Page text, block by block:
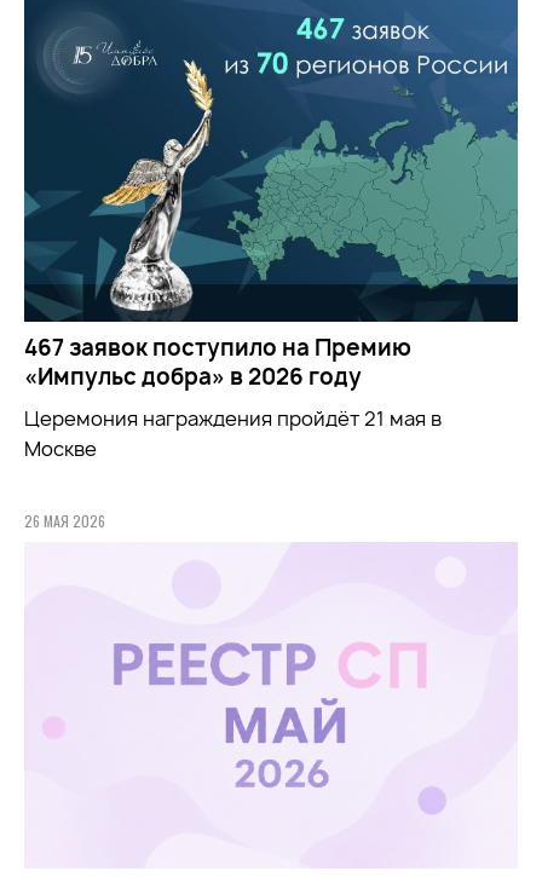
467 заявок поступило на Премию
«Импульс добра» в 2026 году
Церемония награждения пройдёт 21 мая в
Москве
26 МАЯ 2026